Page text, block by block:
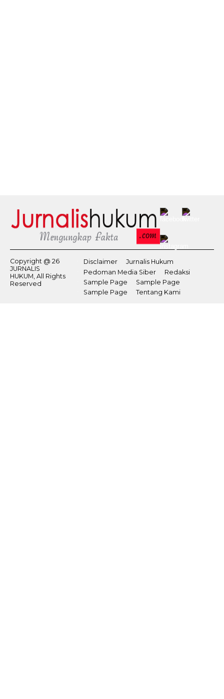
Copyright @ 26
JURNALIS
HUKUM, All Rights
Reserved
Disclaimer
Jurnalis Hukum
Pedoman Media Siber
Redaksi
Sample Page
Sample Page
Sample Page
Tentang Kami